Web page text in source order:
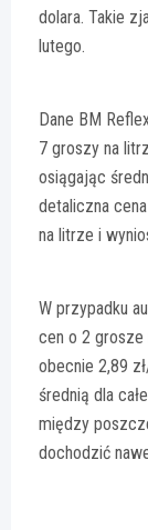
dolara. Takie
lutego.
Dane BM
7 groszy na
osiągając
detaliczna
na litrze i
W przypadku
cen o 2 grosze
obecnie 2,89
średnią dla
między
dochodzić